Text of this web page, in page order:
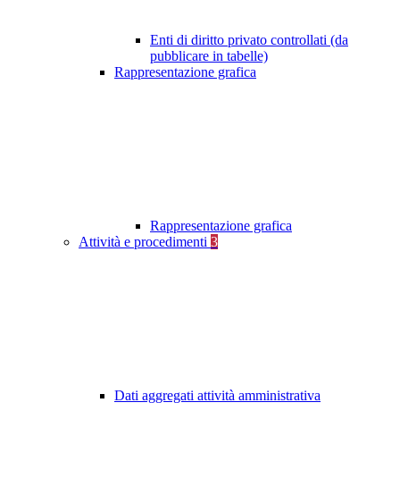
Enti di diritto privato controllati (da
pubblicare in tabelle)
Rappresentazione grafica
Rappresentazione grafica
Attività e procedimenti 3
Dati aggregati attività amministrativa